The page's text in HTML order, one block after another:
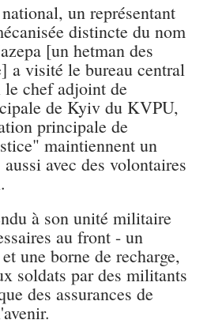
un représentant
distincte du nom
[un hetman des
a visité le bureau central
chef adjoint de
de Kyiv du KVPU,
principale de
maintiennent un
avec des volontaires
à son unité militaire
au front - un
une borne de recharge,
soldats par des militants
des assurances de